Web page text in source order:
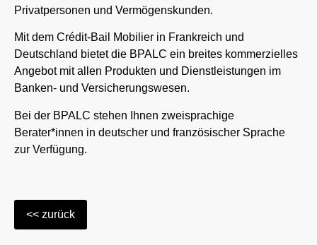
Privatpersonen und Vermögenskunden.
Mit dem Crédit-Bail Mobilier in Frankreich und
Deutschland bietet die BPALC ein breites kommerzielles
Angebot mit allen Produkten und Dienstleistungen im
Banken- und Versicherungswesen.
Bei der BPALC stehen Ihnen zweisprachige
Berater*innen in deutscher und französischer Sprache
zur Verfügung.